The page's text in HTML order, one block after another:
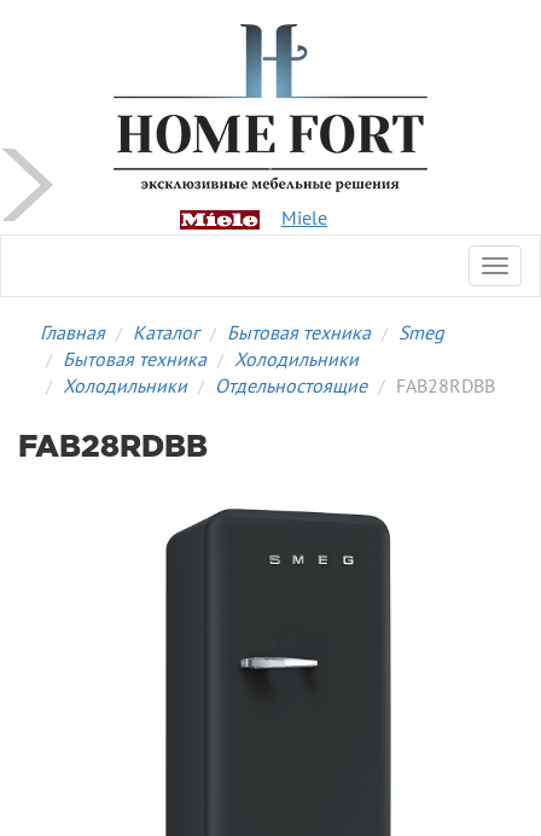
Miele
Главная Каталог Бытовая техника
Smeg
Бытовая техника
Холодильники
Холодильники
Отдельностоящие FAB28RDBB
FAB28RDBB